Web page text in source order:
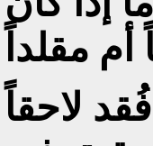
لاحقاً